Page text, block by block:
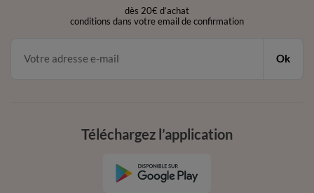
dès 20€ d’achat
conditions dans votre email de confirmation
Ok
Téléchargez l’application